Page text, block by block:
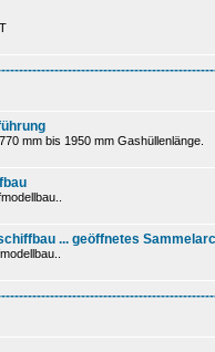
mm bis 1950 mm Gashüllenlänge.
... geöffnetes